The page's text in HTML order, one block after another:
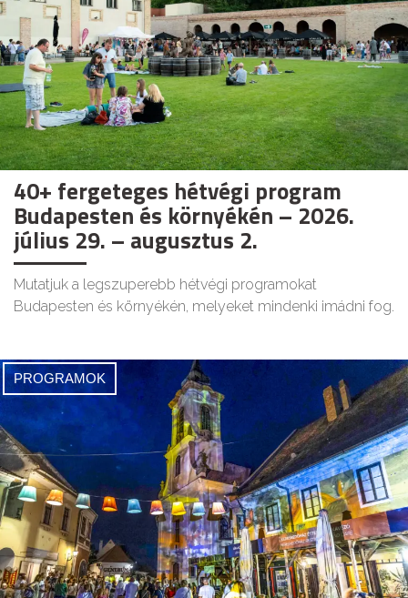
40+ fergeteges hétvégi program
Budapesten és környékén – 2026.
július 29. – augusztus 2.
Mutatjuk a legszuperebb hétvégi programokat
Budapesten és környékén, melyeket mindenki imádni fog.
PROGRAMOK